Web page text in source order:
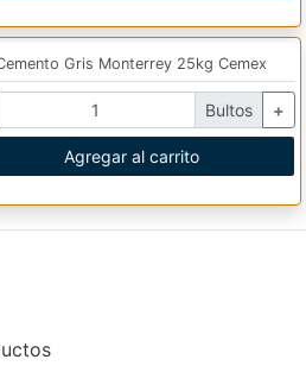
Gris Monterrey 25kg Cemex
Bultos +
Agregar al carrito